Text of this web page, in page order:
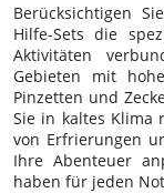
Berücksichtigen
Hilfe-Sets die
Aktivitäten
Gebieten mit
Pinzetten und
Sie in kaltes Klima
von Erfrierungen
Ihre Abenteuer
haben für jeden